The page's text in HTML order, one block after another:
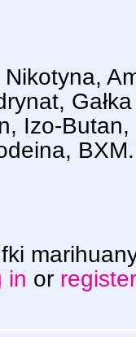
Izo-
BXM.
in or